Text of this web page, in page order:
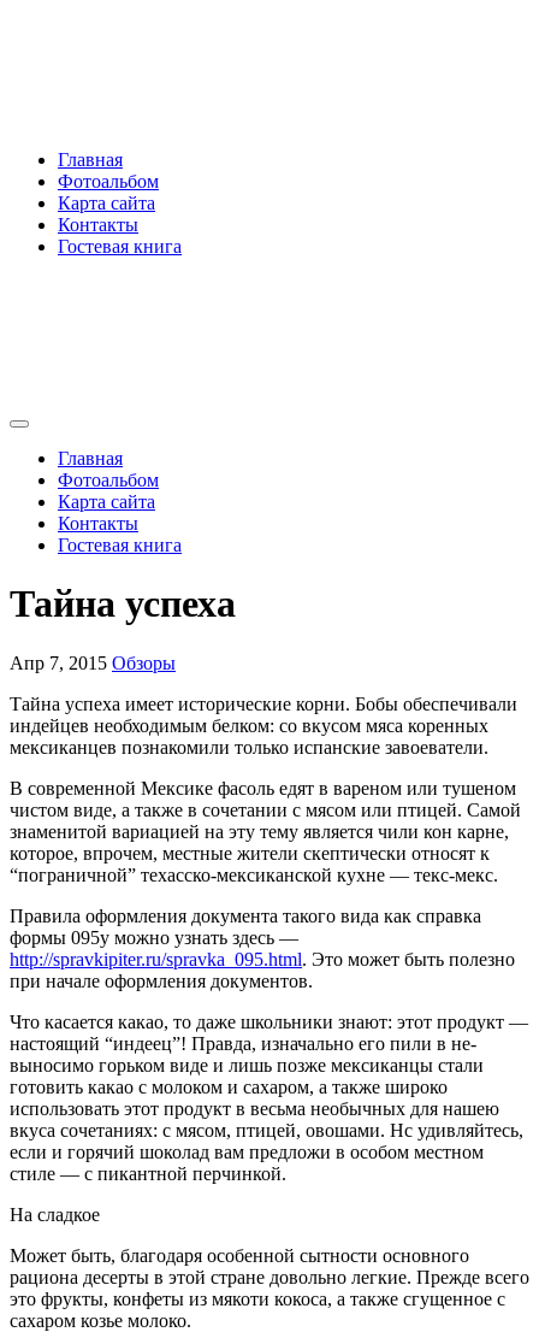
Главная
Фотоальбом
Карта сайта
Контакты
Гостевая книга
Главная
Фотоальбом
Карта сайта
Контакты
Гостевая книга
Тайна успеха
Апр 7, 2015 Обзоры
Тайна успеха имеет исторические корни. Бобы обеспечивали
индейцев необходи­мым белком: со вкусом мяса коренных
мексиканцев познакомили только испан­ские завоеватели.
В современной Мексике фасоль едят в вареном или тушеном
чистом виде, а также в сочетании с мясом или птицей. Самой
знаменитой вариацией на эту тему является чили кон карне,
которое, впро­чем, местные жители скептически относят к
“пограничной” техасско-мексиканской кухне — текс-мекс.
Правила оформления документа такого вида как справка
формы 095у можно узнать здесь —
http://spravkipiter.ru/spravka_095.html. Это может быть полезно
при начале оформления документов.
Что касается какао, то даже школьни­ки знают: этот продукт —
настоящий “ин­деец”! Правда, изначально его пили в не­
выносимо горьком виде и лишь позже мексиканцы стали
готовить какао с моло­ком и сахаром, а также широко
использо­вать этот продукт в весьма необычных для нашею
вкуса сочетаниях: с мясом, птицей, овошами. Нс удивляйтесь,
если и горячий шоколад вам предложи в особом местном
стиле — с пикантной перчинкой.
На сладкое
Может быть, благодаря особенной сыт­ности основного
рациона десерты в этой стране довольно легкие. Прежде всего
это фрукты, конфеты из мякоти кокоса, а так­же сгущенное с
сахаром козье молоко.